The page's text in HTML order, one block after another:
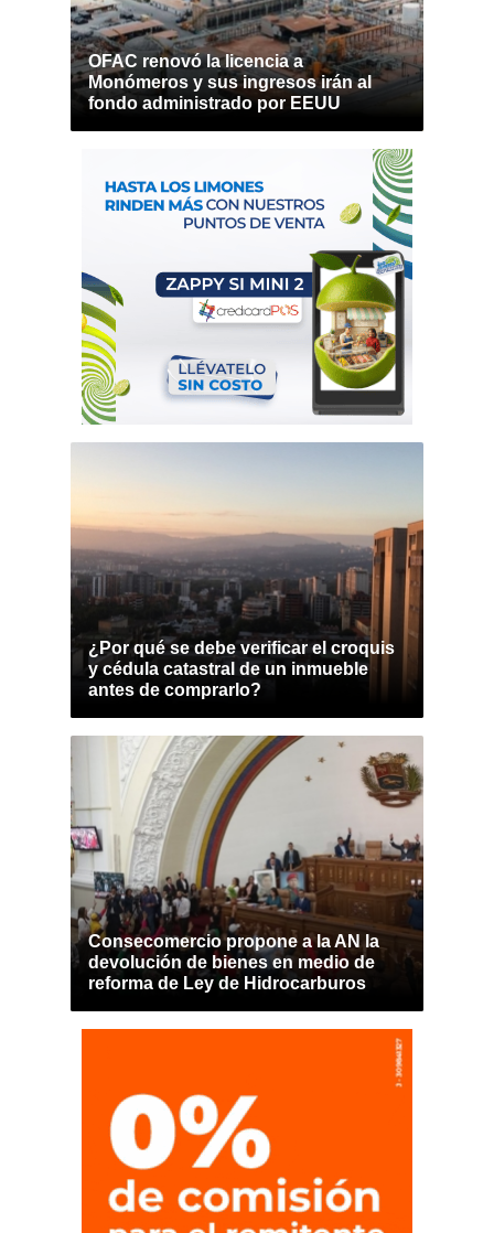
OFAC renovó la licencia a
Monómeros y sus ingresos irán al
fondo administrado por EEUU
¿Por qué se debe verificar el croquis
y cédula catastral de un inmueble
antes de comprarlo?
Consecomercio propone a la AN la
devolución de bienes en medio de
reforma de Ley de Hidrocarburos